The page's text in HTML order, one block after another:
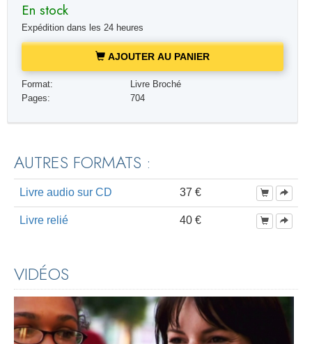
En stock
Expédition dans les 24 heures
AJOUTER AU PANIER
Format:
Livre Broché
Pages:
704
AUTRES FORMATS :
Livre audio sur CD 37 €
Livre relié 40 €
VIDÉOS